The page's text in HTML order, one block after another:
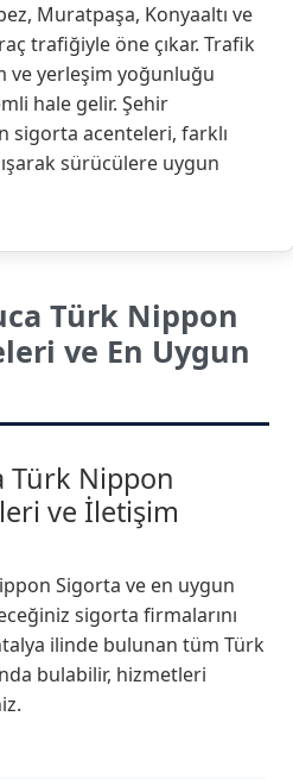
Muratpaşa, Konyaaltı ve
trafiğiyle öne çıkar. Trafik
ve yerleşim yoğunluğu
hale gelir. Şehir
sigorta acenteleri, farklı
sürücülere uygun
Türk Nippon
ve En Uygun
Türk Nippon
ve İletişim
Sigorta ve en uygun
sigorta firmalarını
ilinde bulunan tüm Türk
bulabilir, hizmetleri